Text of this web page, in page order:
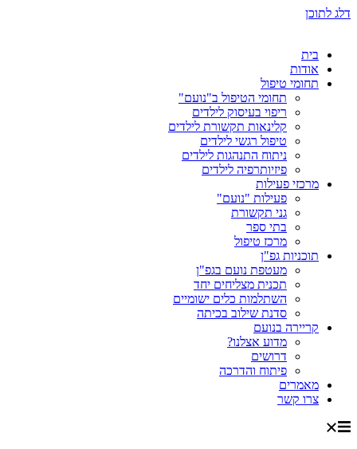
דלג לתוכן
בית
אודות
תחומי טיפול
תחומי הטיפול ב"נועם"
ריפוי בעיסוק לילדים
קלינאות תקשורת לילדים
טיפול רגשי לילדים
ניתוח התנהגות לילדים
פיזיותרפיה לילדים
מרכזי פעילות
פעילות "נועם"
גני תקשורת
בתי ספר
מרכז טיפול
תוכניות גפ"ן
מעטפת נועם בגפ"ן
תכנית מצליחים יחד
השתלמות כלים ישומיים
סדנת שילוב בכיתה
קריירה בנועם
מדוע אצלנו?
דרושים
פיתוח והדרכה
מאמרים
צרו קשר